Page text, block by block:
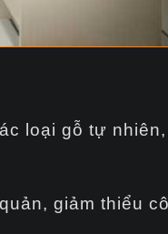
loại gỗ tự
giảm thiểu